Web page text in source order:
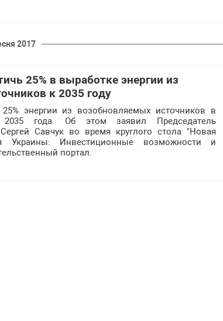
2017
25% в выработке энергии из
к 2035 году
энергии из возобновляемых источников в
2035 года. Об этом заявил Председатель
Савчук во время круглого стола "Новая
Украины: Инвестиционные возможности и
портал.